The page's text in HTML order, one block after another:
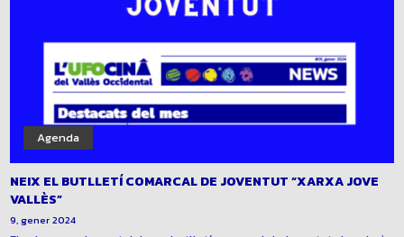
NEIX EL BUTLLETÍ COMARCAL DE JOVENTUT “XARXA JOVE
VALLÈS”
Agenda